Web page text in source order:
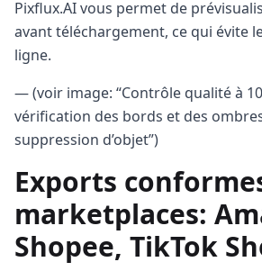
Pixflux.AI vous permet de
avant téléchargement, ce qui évite
ligne.
— (voir image: “Contrôle qualité à
vérification des bords et des
suppression d’objet”)
Exports
marketplaces:
Shopee, TikTok